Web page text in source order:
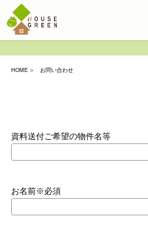
HOME ＞ お問い合わせ
資料送付ご希望の物件名等
お名前※必須